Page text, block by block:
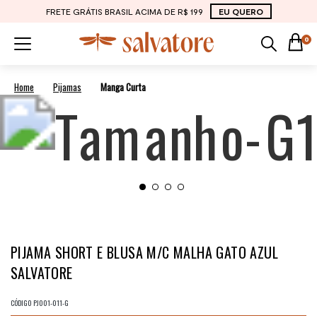
FRETE GRÁTIS BRASIL ACIMA DE R$ 199 EU QUERO
0
Pijamas Manga Curta
PIJAMA SHORT E BLUSA M/C MALHA GATO AZUL
SALVATORE
CÓDIGO PJ001-011-G